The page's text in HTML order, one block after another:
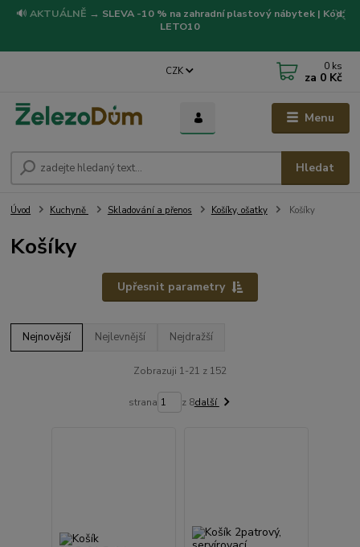
🔊 AKTUÁLNĚ → SLEVA -10 % na zahradní plastový nábytek | Kód:
LETO10
Menu
CZK
Hledat
0 ks
za 0 Kč
Úvod Kuchyně Skladování a přenos Košíky, ošatky Košíky
Košíky
Upřesnit parametry
Nejnovější Nejlevnější Nejdražší
Zobrazuji 1-21 z 152
strana z 8další